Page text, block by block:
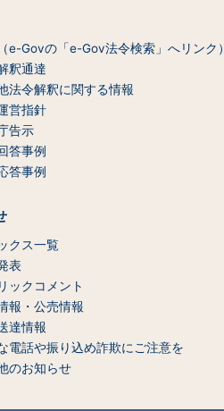
e-Govの「e-Gov法令検索」へリンク）
釈通達
法令解釈に関する情報
営指針
告示
答事例
答事例
クス一覧
表
ックコメント
報・公売情報
達情報
電話や振り込め詐欺にご注意を
のお知らせ